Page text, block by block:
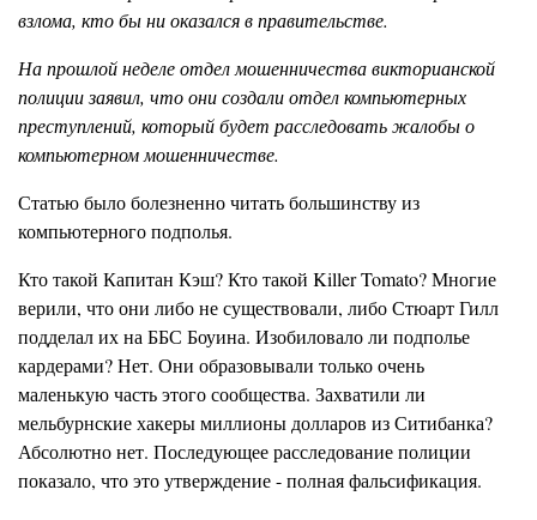
взлома, кто бы ни оказался в правительстве.
На прошлой неделе отдел мошенничества викторианской
полиции заявил, что они создали отдел компьютерных
преступлений, который будет расследовать жалобы о
компьютерном мошенничестве.
Статью было болезненно читать большинству из
компьютерного подполья.
Кто такой Капитан Кэш? Кто такой Killer Tomato? Многие
верили, что они либо не существовали, либо Стюарт Гилл
подделал их на ББС Боуина. Изобиловало ли подполье
кардерами? Нет. Они образовывали только очень
маленькую часть этого сообщества. Захватили ли
мельбурнские хакеры миллионы долларов из Ситибанка?
Абсолютно нет. Последующее расследование полиции
показало, что это утверждение - полная фальсификация.